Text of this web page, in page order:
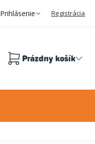
Prihlásenie Registrácia
Prázdny košík